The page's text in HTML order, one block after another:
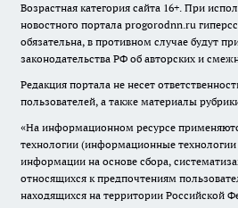
Возрастная категория сайта 16+. При
новостного портала progorodnn.ru
обязательна, в противном случае будут
законодательства РФ об авторских и
Редакция портала не несет
пользователей, а также материалы
«На информационном ресурсе
технологии (информационные технологии
информации на основе сбора,
относящихся к предпочтениям
находящихся на территории Российской